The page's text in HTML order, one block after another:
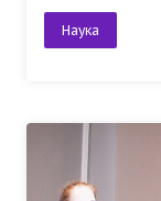
Наука